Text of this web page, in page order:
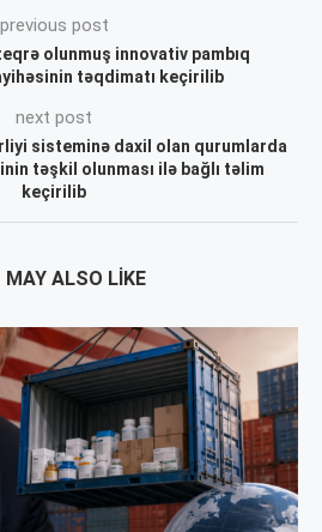
previous post
olunmuş innovativ pambıq
təqdimatı keçirilib
next post
sisteminə daxil olan qurumlarda
təşkil olunması ilə bağlı təlim
keçirilib
MAY ALSO LIKE